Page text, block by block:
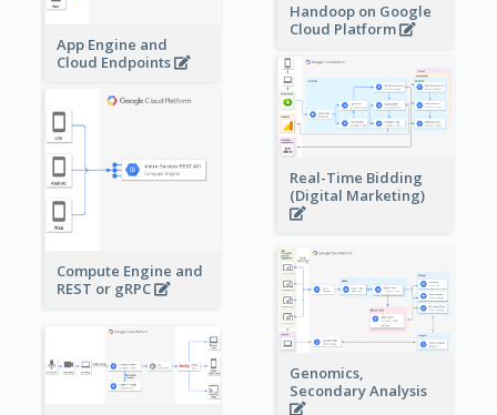
App Engine and
Cloud Endpoints
Handoop on Google
Cloud Platform
Real-Time Bidding
(Digital Marketing)
Compute Engine and
REST or gRPC
Genomics,
Secondary Analysis